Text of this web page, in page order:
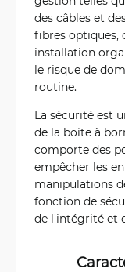
des câbles et
fibres optiques,
installation
le risque de
routine.
La sécurité est
de la boîte à
comporte des
empêcher les
manipulations
fonction de
de l'intégrité et